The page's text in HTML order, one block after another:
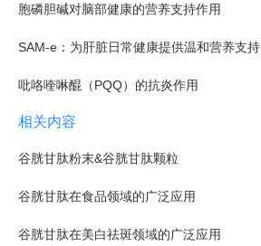
胞磷胆碱对脑部健康的营养支持作用
SAM-e：为肝脏日常健康提供温和营养支持
吡咯喹啉醌（PQQ）的抗炎作用
相关内容
谷胱甘肽粉末&谷胱甘肽颗粒
谷胱甘肽在食品领域的广泛应用
谷胱甘肽在美白祛斑领域的广泛应用